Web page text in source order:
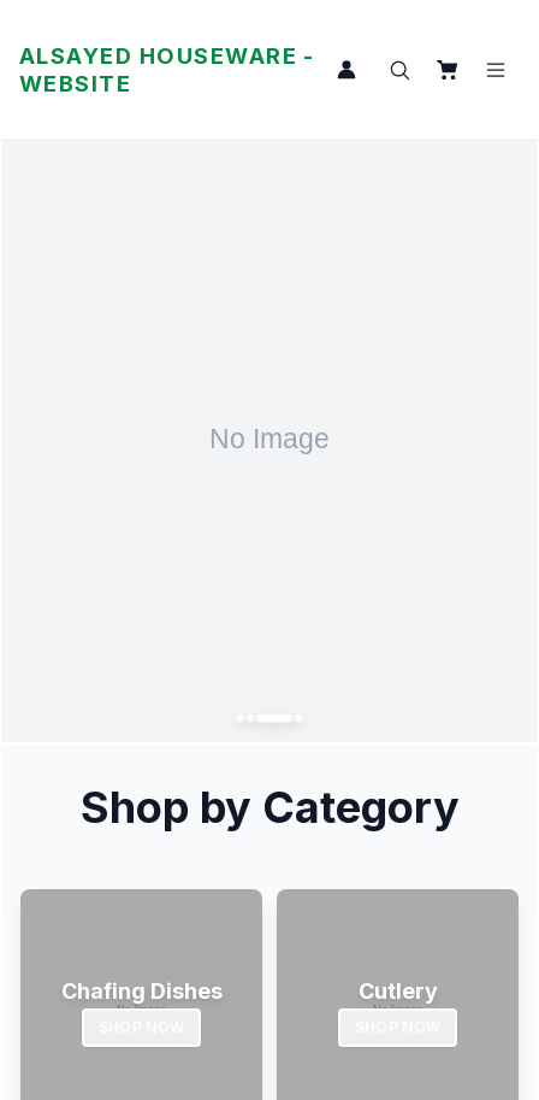
ALSAYED HOUSEWARE -
WEBSITE
Shop by Category
Chafing Dishes Cutlery